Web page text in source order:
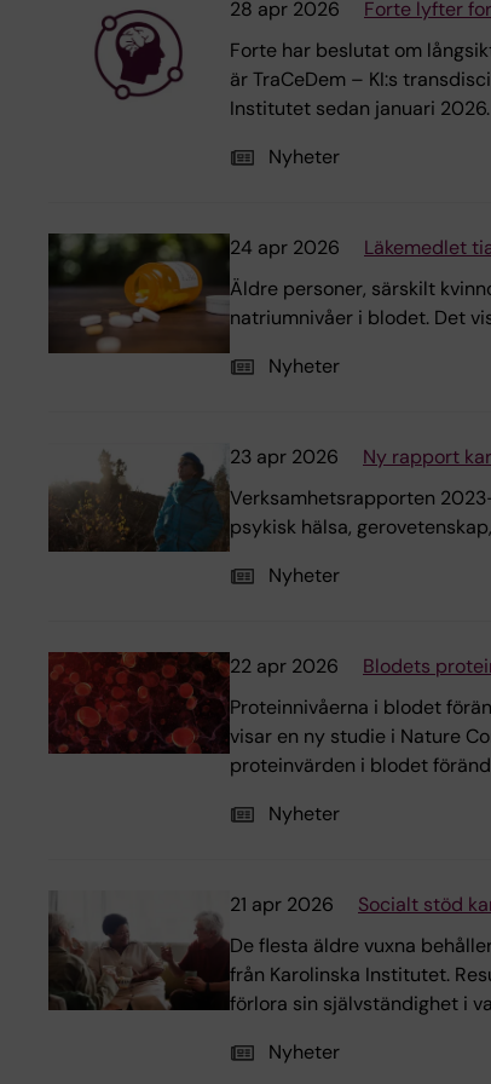
28 apr 2026
Forte lyfter
Forte har beslutat om
är TraCeDem – KI:s
Institutet sedan januari 2026.
Nyheter
24 apr 2026
Läkemedlet
Äldre personer, särskilt
natriumnivåer i blodet. Det
Nyheter
23 apr 2026
Ny rapport
Verksamhetsrapporten
psykisk hälsa,
Nyheter
22 apr 2026
Blodets
Proteinnivåerna i blodet
visar en ny studie i Nature
proteinvärden i blodet
Nyheter
21 apr 2026
Socialt stöd
De flesta äldre vuxna
från Karolinska Institutet.
förlora sin självständighet i
Nyheter